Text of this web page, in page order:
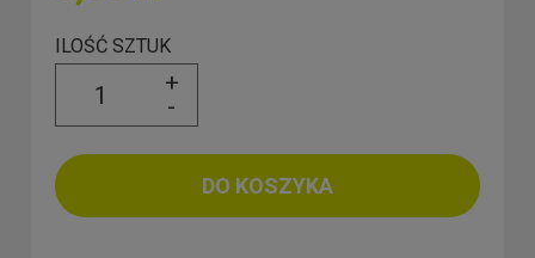
ILOŚĆ SZTUK
+
-
DO KOSZYKA